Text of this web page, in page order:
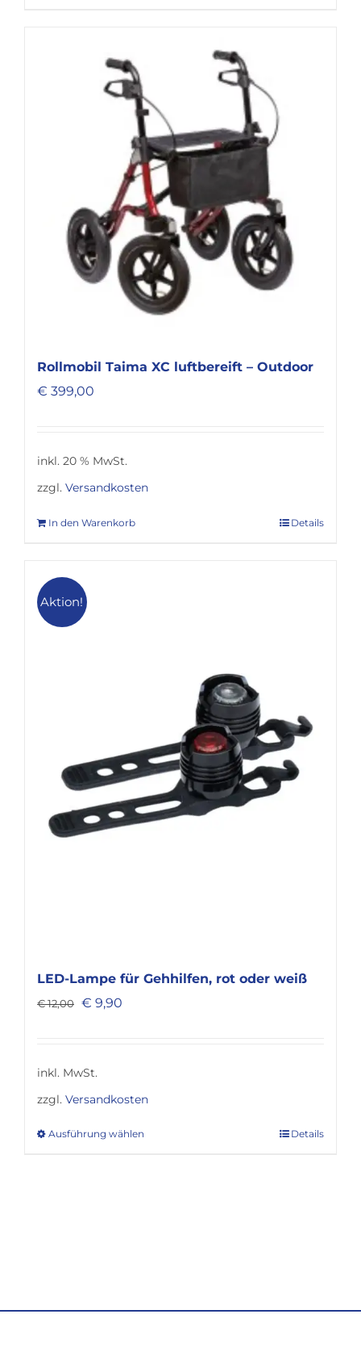
Rollmobil Taima XC luftbereift – Outdoor
€ 399,00
inkl. 20 % MwSt.
zzgl. Versandkosten
In den Warenkorb Details
Aktion!
LED-Lampe für Gehhilfen, rot oder weiß
€12,00 Ursprünglicher
€ 12,00
€ 9,90Aktueller
inkl. MwSt.
zzgl. Versandkosten
Ausführung wählenDieses
Details